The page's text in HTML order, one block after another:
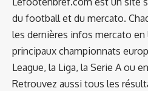
du football et du mercato.
les dernières infos mercato en
principaux championnats
League, la Liga, la Serie A ou
Retrouvez aussi tous les